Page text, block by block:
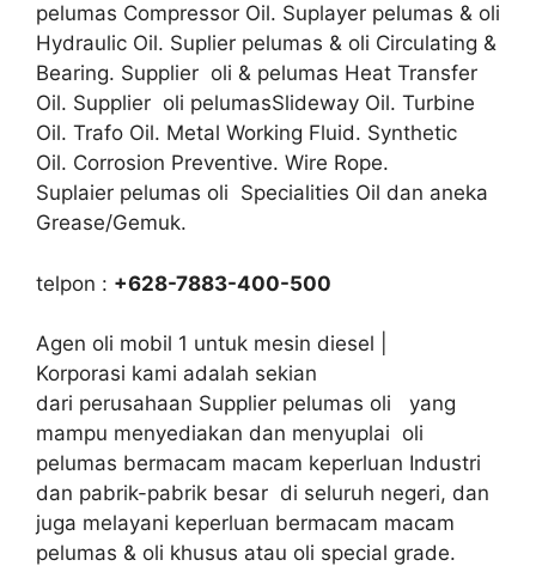
pelumas Compressor Oil. Suplayer pelumas & oli
Hydraulic Oil. Suplier pelumas & oli Circulating &
Bearing. Supplier oli & pelumas Heat Transfer
Oil. Supplier oli pelumasSlideway Oil. Turbine
Oil. Trafo Oil. Metal Working Fluid. Synthetic
Oil. Corrosion Preventive. Wire Rope.
Suplaier pelumas oli Specialities Oil dan aneka
Grease/Gemuk.
telpon : +628-7883-400-500
Agen oli mobil 1 untuk mesin diesel |
Korporasi kami adalah sekian
dari perusahaan Supplier pelumas oli yang
mampu menyediakan dan menyuplai oli
pelumas bermacam macam keperluan Industri
dan pabrik-pabrik besar di seluruh negeri, dan
juga melayani keperluan bermacam macam
pelumas & oli khusus atau oli special grade.